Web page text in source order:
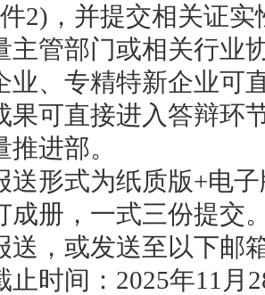
2)，并提交相关证
主管部门或相关行业
业、专精特新企业可
果可直接进入答辩环
进部。
送形式为纸质版+电
成册，一式三份提交
送，或发送至以下邮
止时间：2025年11月